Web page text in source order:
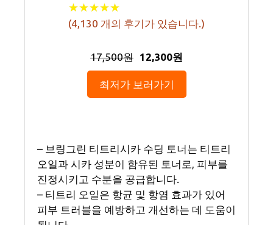
★★★★★
★★★★★
(4,130 개의 후기가 있습니다.)
17,500원 12,300원
최저가 보러가기
– 브링그린 티트리시카 수딩 토너는 티트리
오일과 시카 성분이 함유된 토너로, 피부를
진정시키고 수분을 공급합니다.
– 티트리 오일은 항균 및 항염 효과가 있어
피부 트러블을 예방하고 개선하는 데 도움이